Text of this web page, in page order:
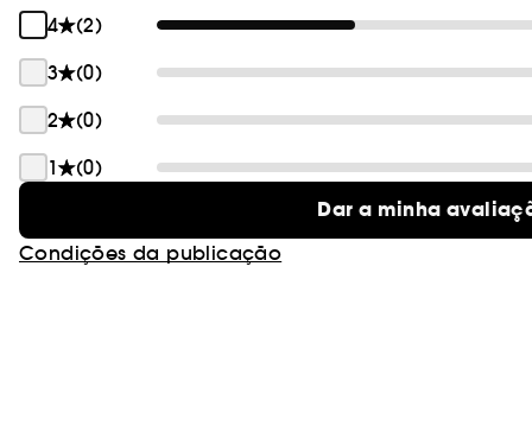
4
(2)
3
(0)
2
(0)
1
(0)
Dar a minha
Condições da publicação